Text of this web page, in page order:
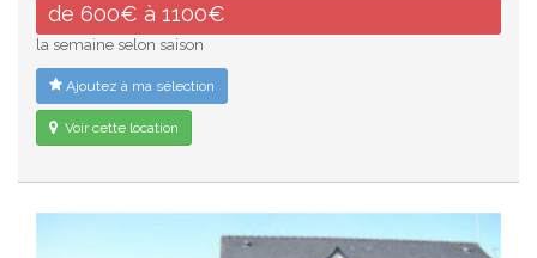
de 600€ à 1100€
la semaine selon saison
Ajoutez à ma sélection
Voir cette location